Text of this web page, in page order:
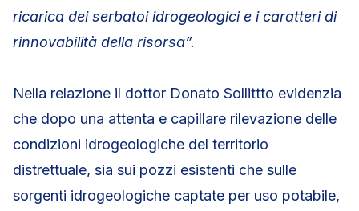
ricarica dei serbatoi idrogeologici e i caratteri di
rinnovabilità della risorsa”.
Nella relazione il dottor Donato Sollittto evidenzia
che dopo una attenta e capillare rilevazione delle
condizioni idrogeologiche del territorio
distrettuale, sia sui pozzi esistenti che sulle
sorgenti idrogeologiche captate per uso potabile,